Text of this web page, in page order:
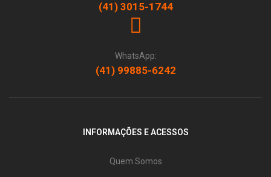
(41) 3015-1744
WhatsApp:
(41) 99885-6242
INFORMAÇÕES E ACESSOS
Quem Somos